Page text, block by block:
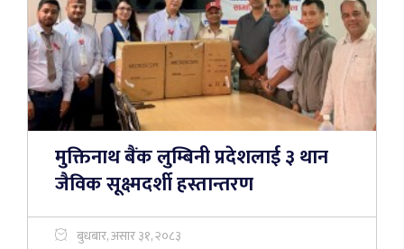
मुक्तिनाथ बैंक लुम्बिनी प्रदेशलाई ३ थान
जैविक सूक्ष्मदर्शी हस्तान्तरण
बुधबार, असार ३१, २०८३